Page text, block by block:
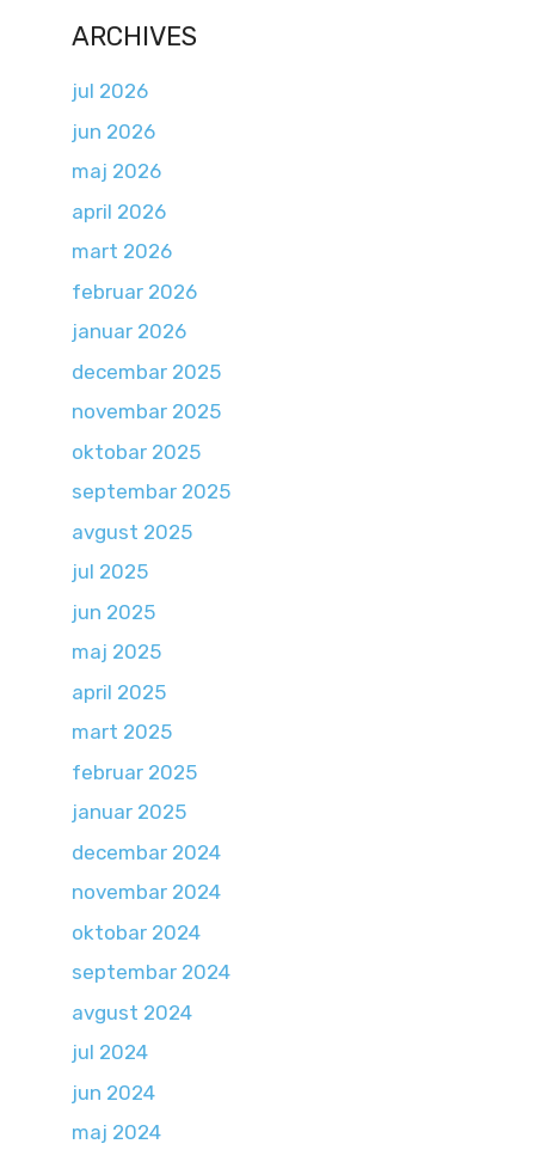
ARCHIVES
jul 2026
jun 2026
maj 2026
april 2026
mart 2026
februar 2026
januar 2026
decembar 2025
novembar 2025
oktobar 2025
septembar 2025
avgust 2025
jul 2025
jun 2025
maj 2025
april 2025
mart 2025
februar 2025
januar 2025
decembar 2024
novembar 2024
oktobar 2024
septembar 2024
avgust 2024
jul 2024
jun 2024
maj 2024